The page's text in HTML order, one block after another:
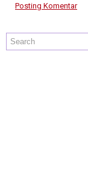
Posting Komentar